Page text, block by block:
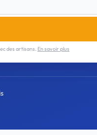
des artisans. En savoir plus